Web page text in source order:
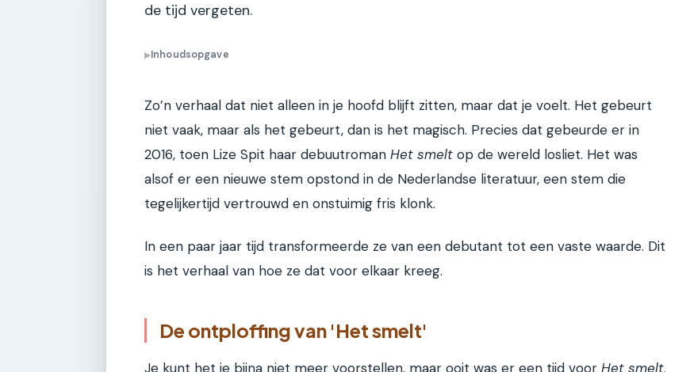
de tijd vergeten.
▶Inhoudsopgave
Zo’n verhaal dat niet alleen in je hoofd blijft zitten, maar dat je voelt. Het gebeurt
niet vaak, maar als het gebeurt, dan is het magisch. Precies dat gebeurde er in
2016, toen Lize Spit haar debuutroman Het smelt op de wereld losliet. Het was
alsof er een nieuwe stem opstond in de Nederlandse literatuur, een stem die
tegelijkertijd vertrouwd en onstuimig fris klonk.
In een paar jaar tijd transformeerde ze van een debutant tot een vaste waarde. Dit
is het verhaal van hoe ze dat voor elkaar kreeg.
De ontploffing van 'Het smelt'
Je kunt het je bijna niet meer voorstellen, maar ooit was er een tijd voor Het smelt.